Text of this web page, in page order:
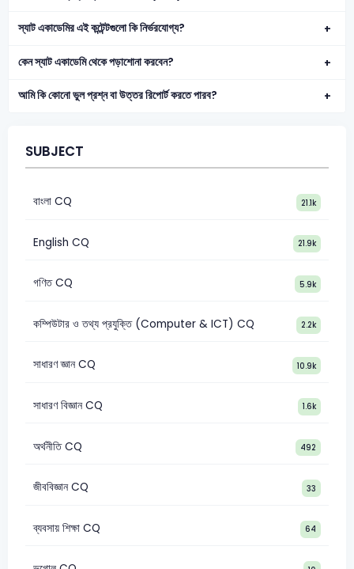
স্যাট একাডেমির এই কন্টেন্টগুলো কি নির্ভরযোগ্য?
কেন স্যাট একাডেমি থেকে পড়াশোনা করবেন?
আমি কি কোনো ভুল প্রশ্ন বা উত্তর রিপোর্ট করতে পারব?
SUBJECT
বাংলা CQ 21.1k
English CQ 21.9k
গণিত CQ 5.9k
কম্পিউটার ও তথ্য প্রযুক্তি (Computer & ICT) CQ 2.2k
সাধারণ জ্ঞান CQ 10.9k
সাধারণ বিজ্ঞান CQ 1.6k
অর্থনীতি CQ 492
জীববিজ্ঞান CQ 33
ব্যবসায় শিক্ষা CQ 64